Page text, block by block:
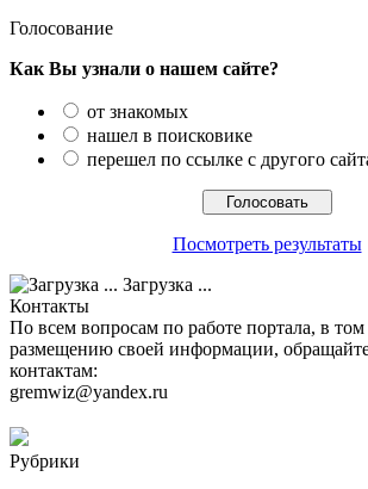
Голосование
Как Вы узнали о нашем сайте?
от знакомых
нашел в поисковике
перешел по ссылке с другого
Посмотреть результаты
Загрузка ...
Контакты
По всем вопросам по работе портала, в
размещению своей информации,
контактам:
gremwiz@yandex.ru
Рубрики